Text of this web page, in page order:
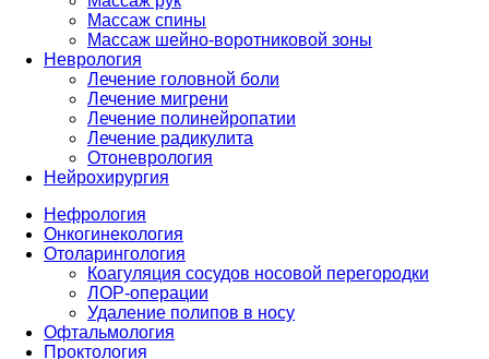
Массаж спины
Массаж шейно-воротниковой зоны
Неврология
Лечение головной боли
Лечение мигрени
Лечение полинейропатии
Лечение радикулита
Отоневрология
Нейрохирургия
Нефрология
Онкогинекология
Отоларингология
Коагуляция сосудов носовой перегородки
ЛОР-операции
Удаление полипов в носу
Офтальмология
Проктология